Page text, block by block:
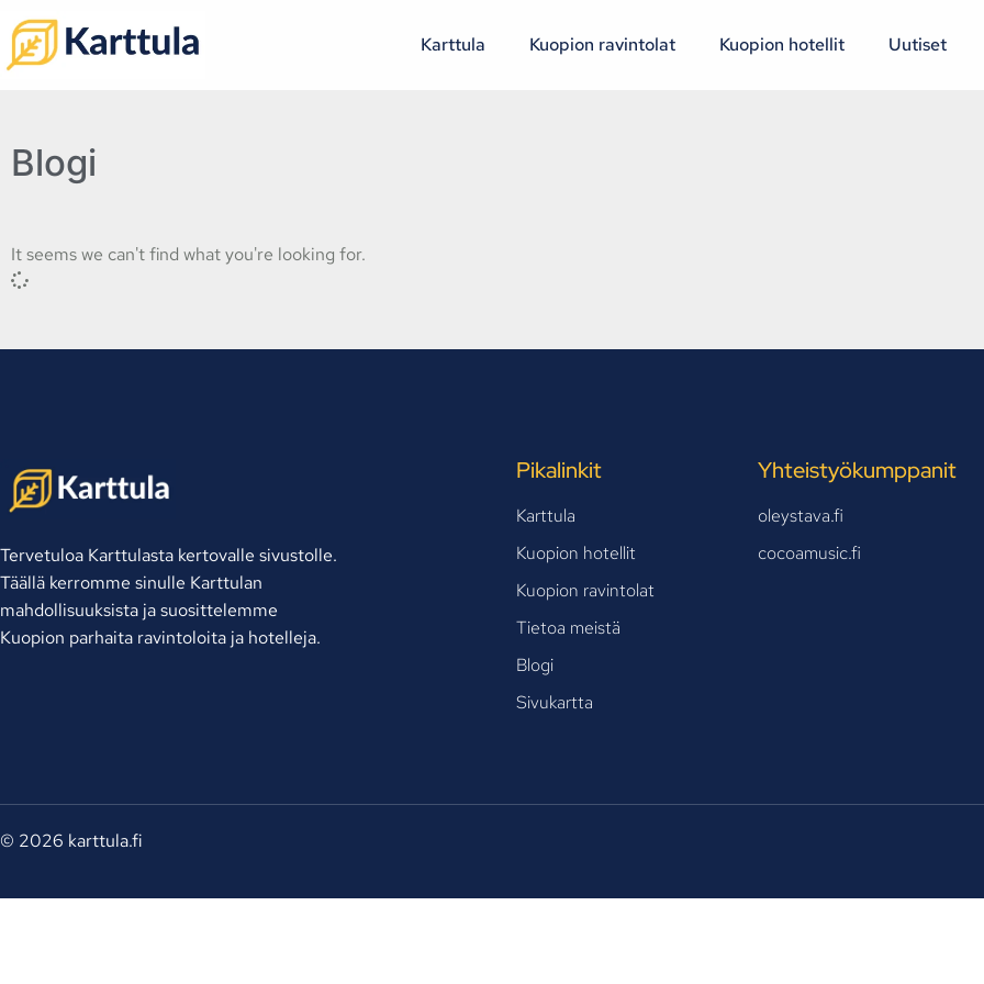
Karttula Kuopion ravintolat Kuopion hotellit Uutiset
Blogi
It seems we can't find what you're looking for.
Tervetuloa Karttulasta kertovalle sivustolle.
Täällä kerromme sinulle Karttulan
mahdollisuuksista ja suosittelemme
Kuopion parhaita ravintoloita ja hotelleja.
Pikalinkit
Karttula
Kuopion hotellit
Kuopion ravintolat
Tietoa meistä
Blogi
Sivukartta
Yhteistyökumppanit
oleystava.fi
cocoamusic.fi
© 2026 karttula.fi